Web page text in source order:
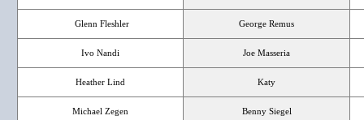
Glenn Fleshler George Remus
Ivo Nandi Joe Masseria
Heather Lind Katy
Michael Zegen Benny Siegel